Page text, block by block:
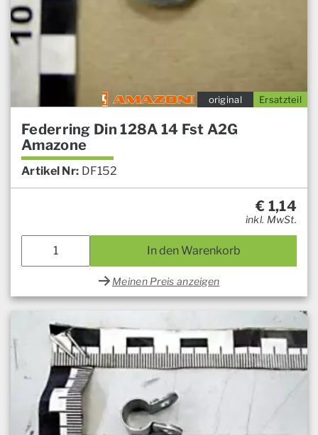
Ersatzteil
original
Federring Din 128A 14 Fst A2G
Amazone
Artikel Nr: DF152
€ 1,14
inkl. MwSt.
In den Warenkorb
Meinen Preis anzeigen